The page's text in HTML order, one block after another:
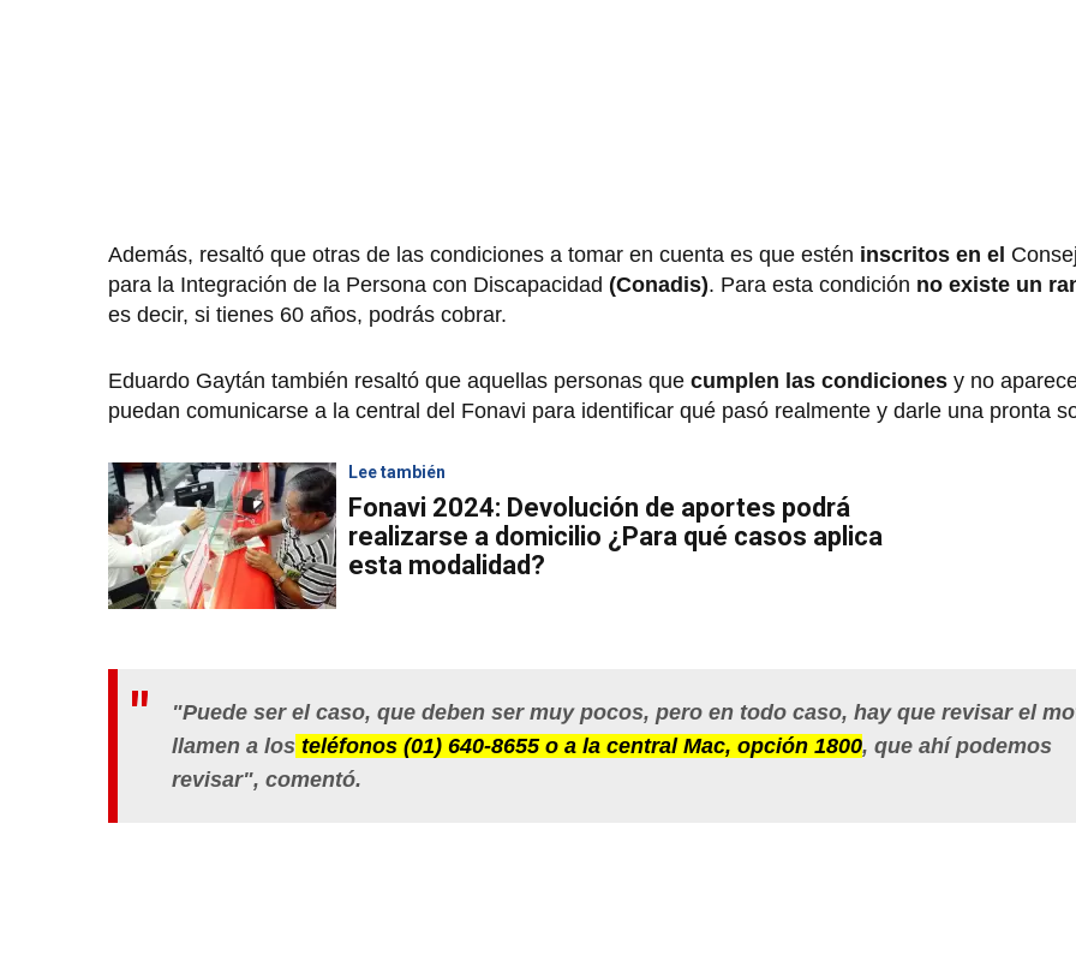
Además, resaltó que otras de las condiciones a tomar en cuenta es que estén inscritos en el
para la Integración de la Persona con Discapacidad (Conadis). Para esta condición no existe un
es decir, si tienes 60 años, podrás cobrar.
Eduardo Gaytán también resaltó que aquellas personas que cumplen las condiciones y no
puedan comunicarse a la central del Fonavi para identificar qué pasó realmente y darle una pronta
Lee también
Fonavi 2024: Devolución de aportes podrá
realizarse a domicilio ¿Para qué casos aplica
esta modalidad?
"Puede ser el caso, que deben ser muy pocos, pero en todo caso, hay que revisar el
llamen a los teléfonos (01) 640-8655 o a la central Mac, opción 1800, que ahí podemos
revisar", comentó.